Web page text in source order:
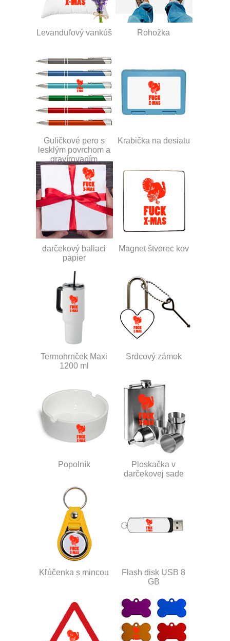
Levanduľový vankúš Rohožka
Guličkové pero s
lesklým povrchom a
gravírovaním
Krabička na desiatu
darčekový baliaci
papier
Magnet štvorec kov
Termohrnček Maxi
1200 ml
Srdcový zámok
Popolník
Ploskačka v
darčekovej sade
Kľúčenka s mincou
Flash disk USB 8
GB